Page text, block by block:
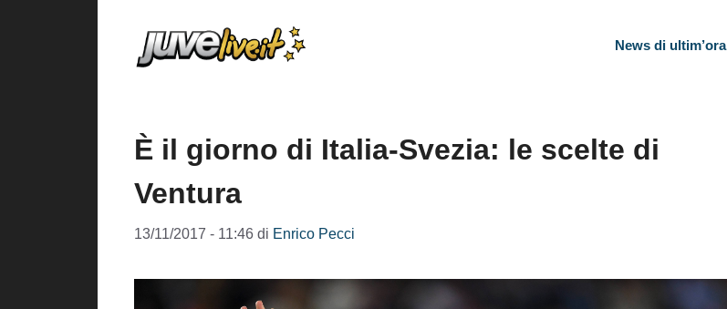
News di ultim’ora
È il giorno di Italia-Svezia: le scelte di
Ventura
13/11/2017 - 11:46 di Enrico Pecci